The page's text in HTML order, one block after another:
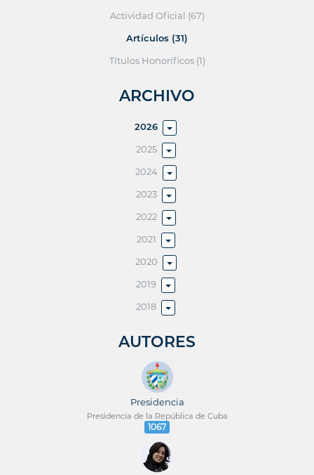
Actividad Oficial (67)
Artículos (31)
Títulos Honoríficos (1)
ARCHIVO
2026
2025
2024
2023
2022
2021
2020
2019
2018
AUTORES
Presidencia
Presidencia de la República de Cuba
1067